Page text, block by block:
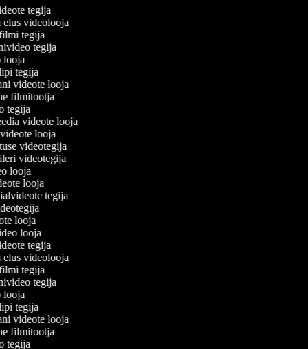
tegija
elus videolooja
tegija
tegija
looja
tegija
videote looja
filmitootja
tegija
videote looja
looja
videotegija
videotegija
looja
looja
tegija
looja
looja
tegija
elus videolooja
tegija
tegija
looja
tegija
videote looja
filmitootja
tegija